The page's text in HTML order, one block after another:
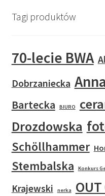
Tagi produktów
70-lecie BWA
Dobrzaniecka
Bartecka
BIURO
Drozdowska
Schöllhammer
Stembalska
Konkurs
Krajewski
nerka OUT